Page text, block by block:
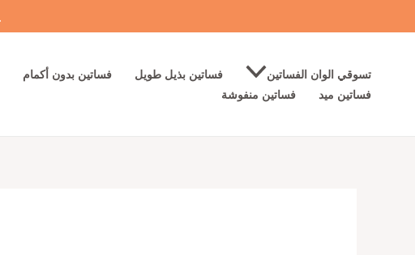
إلى
تسوقي الوان الفساتين فساتين بذيل طويل
فساتين بدون أكمام
فساتين ميد
فساتين منفوشة